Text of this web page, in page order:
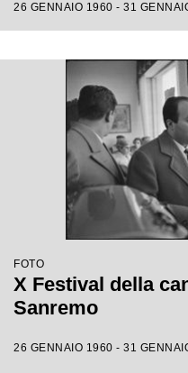
26 GENNAIO 1960 - 31
FOTO
X Festival della
Sanremo
26 GENNAIO 1960 - 31